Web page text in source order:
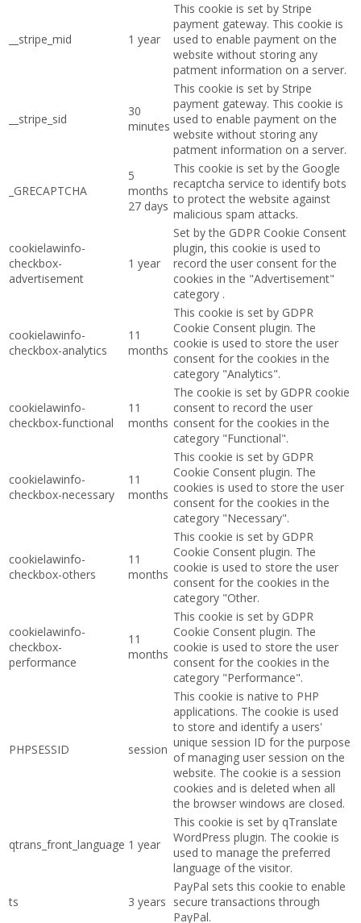
__stripe_mid 1 year
This cookie is set by Stripe
payment gateway. This cookie is
used to enable payment on the
website without storing any
patment information on a server.
__stripe_sid
30
minutes
This cookie is set by Stripe
payment gateway. This cookie is
used to enable payment on the
website without storing any
patment information on a server.
_GRECAPTCHA
5
months
27 days
This cookie is set by the Google
recaptcha service to identify bots
to protect the website against
malicious spam attacks.
cookielawinfo-
checkbox-
advertisement
1 year
Set by the GDPR Cookie Consent
plugin, this cookie is used to
record the user consent for the
cookies in the "Advertisement"
category .
cookielawinfo-
checkbox-analytics
11
months
This cookie is set by GDPR
Cookie Consent plugin. The
cookie is used to store the user
consent for the cookies in the
category "Analytics".
cookielawinfo-
checkbox-functional
11
months
The cookie is set by GDPR cookie
consent to record the user
consent for the cookies in the
category "Functional".
cookielawinfo-
checkbox-necessary
11
months
This cookie is set by GDPR
Cookie Consent plugin. The
cookies is used to store the user
consent for the cookies in the
category "Necessary".
cookielawinfo-
checkbox-others
11
months
This cookie is set by GDPR
Cookie Consent plugin. The
cookie is used to store the user
consent for the cookies in the
category "Other.
cookielawinfo-
checkbox-
performance
11
months
This cookie is set by GDPR
Cookie Consent plugin. The
cookie is used to store the user
consent for the cookies in the
category "Performance".
PHPSESSID session
This cookie is native to PHP
applications. The cookie is used
to store and identify a users'
unique session ID for the purpose
of managing user session on the
website. The cookie is a session
cookies and is deleted when all
the browser windows are closed.
qtrans_front_language 1 year
This cookie is set by qTranslate
WordPress plugin. The cookie is
used to manage the preferred
language of the visitor.
ts 3 years
PayPal sets this cookie to enable
secure transactions through
PayPal.